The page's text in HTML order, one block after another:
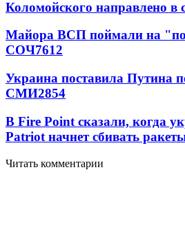
Коломойского направлено в
Майора ВСП поймали на
СОЧ7612
Украина поставила Путина
СМИ2854
В Fire Point сказали, когда
Patriot начнет сбивать
Читать комментарии